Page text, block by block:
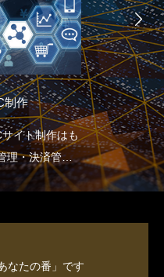
制作
イト制作はも
理・決済管
の生産性向上
なたの番」です